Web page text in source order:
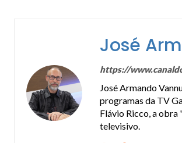
José
https://
José Armando
programas da TV
Flávio Ricco, a obra
televisivo.